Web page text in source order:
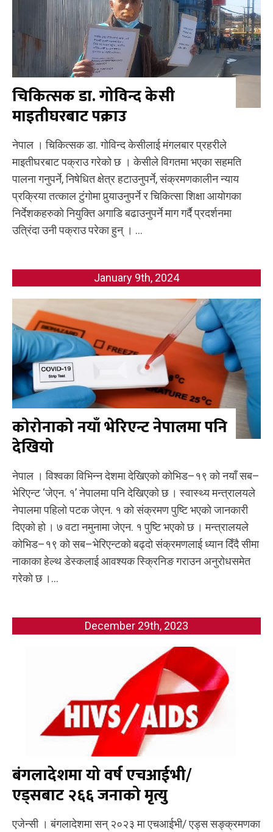
चिकित्सक डा. गोविन्द केसी
माइतीघरबाट पक्राउ
नेपाल । चिकित्सक डा. गोविन्द केसीलाई मंगलबार प्रहरीले
माइतीघरबाट पक्राउ गरेको छ । केसीले विगतमा भएका सहमति
पालना गनुपर्ने, निषेधित क्षेत्र हटाउनुपर्ने, संक्रमणकालीन न्याय
प्रक्रिया तत्काल टुंगोमा पुर्‍याउनुपर्ने र चिकित्सा शिक्षा आयोगका
निर्देशकहरुको नियुक्ति अगाडि बढाउनुपर्ने माग गर्दै प्रदर्शनमा
उत्रिंदा उनी पक्राउ परेका हुन् । ...
January 9th, 2024
कोरोनाको नयाँ भेरिएन्ट नेपालमा पनि
देखियो
नेपाल । विश्वका विभिन्न देशमा देखिएको कोभिड–१९ को नयाँ सब–
भेरिएन्ट ‘जेएन. १’ नेपालमा पनि देखिएको छ । स्वास्थ्य मन्त्रालयले
नेपालमा पहिलो पटक जेएन. १ को संक्रमण पुष्टि भएको जानकारी
दिएको हो । ७ वटा नमुनामा जेएन. १ पुष्टि भएको छ । मन्त्रालयले
कोभिड–१९ को सब–भेरिएन्टको बढ्दो संक्रमणलाई ध्यान दिँदै सीमा
नाकाका हेल्थ डेस्कलाई आवश्यक स्क्रिनिङ गराउन अनुरोधसमेत
गरेको छ ।...
December 29th, 2023
बंगलादेशमा यो वर्ष एचआईभी/
एड्सबाट २६६ जनाको मृत्यु
एजेन्सी । बंगलादेशमा सन् २०२३ मा एचआईभी/ एड्स सङ्क्रमणका